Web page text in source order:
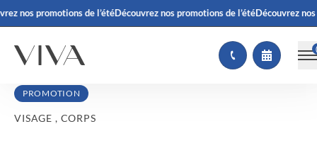
nos promotions de l’étéDécouvrez nos promotions de l’étéDécouvrez nos
(
PROMOTION
VISAGE , CORPS